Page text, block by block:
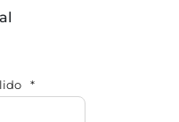
*